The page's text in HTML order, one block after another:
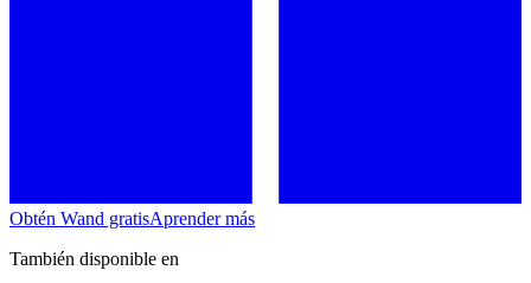
Obtén Wand gratisAprender más
También disponible en